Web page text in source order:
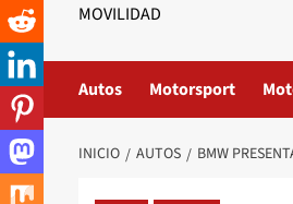
MOVILIDAD
Autos Motorsport
INICIO AUTOS BMW